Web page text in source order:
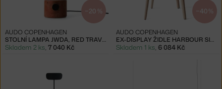
−20 %
STOLNÍ LAMPA JWDA, RED TRAVERTINE
AUDO COPENHAGEN
Skladem 2 ks, 7 040 Kč
−40 %
EX-DISPLAY ŽIDLE HARBOUR SIDE, BURNED RED
AUDO COPENHAGEN
Skladem 1 ks, 6 084 Kč